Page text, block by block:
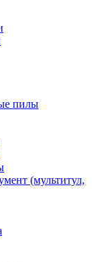
пилы
(мультитул,